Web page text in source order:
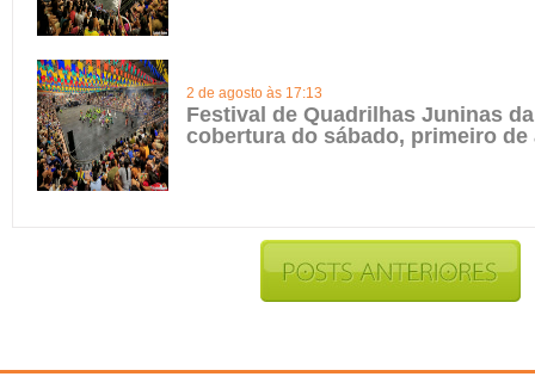
2 de agosto às 17:13
Festival de Quadrilhas Juninas
cobertura do sábado, primeiro de